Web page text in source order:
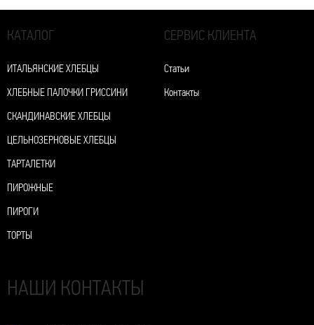
КАТАЛОГ
ИТАЛЬЯНСКИЕ ХЛЕБЦЫ
ХЛЕБНЫЕ ПАЛОЧКИ ГРИССИНИ
СКАНДИНАВСКИЕ ХЛЕБЦЫ
ЦЕЛЬНОЗЕРНОВЫЕ ХЛЕБЦЫ
ТАРТАЛЕТКИ
ПИРОЖНЫЕ
ПИРОГИ
ТОРТЫ
СЕРВИС КЛИЕНТА
Статьи
Контакты
НАШИ КОНТАКТЫ